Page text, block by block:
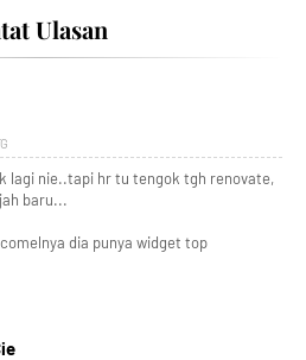
Ulasan
lagi nie..tapi hr tu tengok tgh renovate,
baru...
dia punya widget top